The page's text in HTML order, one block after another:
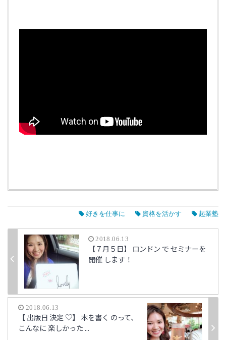
好きを仕事に 資格を活かす 起業塾
2018.06.13
【７月５日】 ロンドン で セミナーを
開催 します！
2018.06.13
【 出版日 決定 ♡】 本を書く のって、
こんなに 楽しかった ...